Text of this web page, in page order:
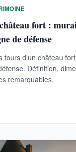
fort :
de défense
tours d'un château
Définition,
remarquables.